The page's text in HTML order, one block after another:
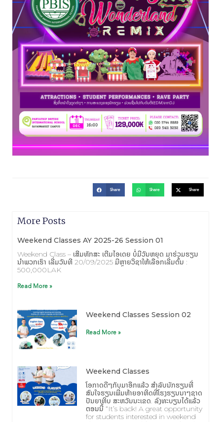
Share Share Share
More Posts
Weekend Classes AY 2025-26 Session 01
Weekend Class – ເສີມທັກສະ ເຕີມໄອເດຍ ບໍ່ມີວັນຫຍຸດ ມາຮ່ວມຮຽນ
ນຳພວກເຮົາ ເລີ່ມວັນທີ 20/09/2025 ມີຫຼາຍວິຊາໃຫ້ເລືອກເລີ່ມຕົ້ນ :
500,000LAK
Read More »
Weekend Classes Session 02
Read More »
Weekend Classes
ໂອກາດດີໆກັບມາອີກແລ້ວ ສຳລັບນັກຮຽນທີ່
ສົນໃຈຮຽນເພີ່ມທ້າຍອາທິດທີ່ໂຮງຮຽນນາໆຊາດ
ປັນຍາທິບ ສະຫວັນນະເຂດ. ລົງທະບຽນໄດ້ແລ້ວ
ຕອນນີ້ “It’s back! A great opportunity
for students interested in weekend